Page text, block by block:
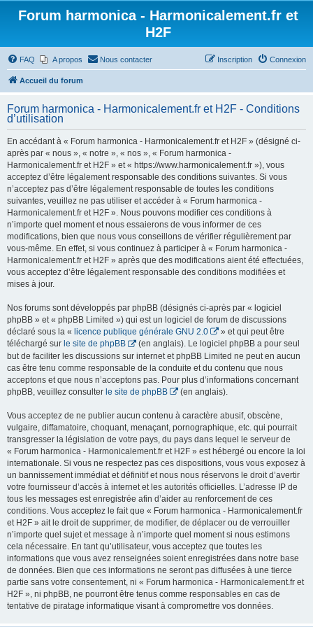
Forum harmonica - Harmonicalement.fr et
H2F
FAQ A propos Nous contacter Connexion
Inscription
Accueil du forum
Forum harmonica - Harmonicalement.fr et H2F - Conditions
d’utilisation
En accédant à « Forum harmonica - Harmonicalement.fr et H2F » (désigné ci-
après par « nous », « notre », « nos », « Forum harmonica -
Harmonicalement.fr et H2F » et « https://www.harmonicalement.fr »), vous
acceptez d’être légalement responsable des conditions suivantes. Si vous
n’acceptez pas d’être légalement responsable de toutes les conditions
suivantes, veuillez ne pas utiliser et accéder à « Forum harmonica -
Harmonicalement.fr et H2F ». Nous pouvons modifier ces conditions à
n’importe quel moment et nous essaierons de vous informer de ces
modifications, bien que nous vous conseillons de vérifier régulièrement par
vous-même. En effet, si vous continuez à participer à « Forum harmonica -
Harmonicalement.fr et H2F » après que des modifications aient été effectuées,
vous acceptez d’être légalement responsable des conditions modifiées et
mises à jour.
Nos forums sont développés par phpBB (désignés ci-après par « logiciel
phpBB » et « phpBB Limited ») qui est un logiciel de forum de discussions
déclaré sous la « licence publique générale GNU 2.0
» et qui peut être
téléchargé sur le site de phpBB
(en anglais). Le logiciel phpBB a pour seul
but de faciliter les discussions sur internet et phpBB Limited ne peut en aucun
cas être tenu comme responsable de la conduite et du contenu que nous
acceptons et que nous n’acceptons pas. Pour plus d’informations concernant
phpBB, veuillez consulter le site de phpBB (en anglais).
Vous acceptez de ne publier aucun contenu à caractère abusif, obscène,
vulgaire, diffamatoire, choquant, menaçant, pornographique, etc. qui pourrait
transgresser la législation de votre pays, du pays dans lequel le serveur de
« Forum harmonica - Harmonicalement.fr et H2F » est hébergé ou encore la loi
internationale. Si vous ne respectez pas ces dispositions, vous vous exposez à
un bannissement immédiat et définitif et nous nous réservons le droit d’avertir
votre fournisseur d’accès à internet et les autorités officielles. L’adresse IP de
tous les messages est enregistrée afin d’aider au renforcement de ces
conditions. Vous acceptez le fait que « Forum harmonica - Harmonicalement.fr
et H2F » ait le droit de supprimer, de modifier, de déplacer ou de verrouiller
n’importe quel sujet et message à n’importe quel moment si nous estimons
cela nécessaire. En tant qu’utilisateur, vous acceptez que toutes les
informations que vous avez renseignées soient enregistrées dans notre base
de données. Bien que ces informations ne seront pas diffusées à une tierce
partie sans votre consentement, ni « Forum harmonica - Harmonicalement.fr et
H2F », ni phpBB, ne pourront être tenus comme responsables en cas de
tentative de piratage informatique visant à compromettre vos données.